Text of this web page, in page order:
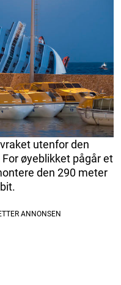
utenfor den
øyeblikket pågår et
den 290 meter